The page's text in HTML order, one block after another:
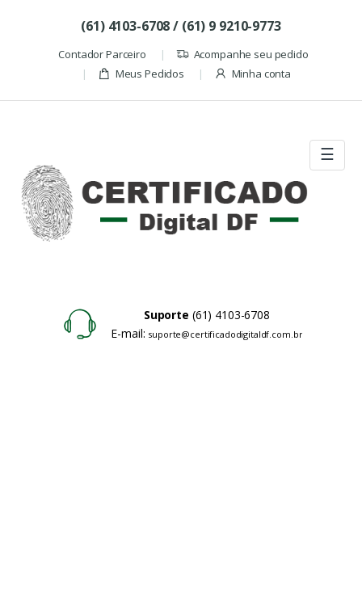
(61) 4103-6708 / (61) 9 9210-9773
Contador Parceiro
Acompanhe seu pedido
Meus Pedidos
Minha conta
☰
Suporte (61) 4103-6708
E-mail: suporte@certificadodigitaldf.com.br